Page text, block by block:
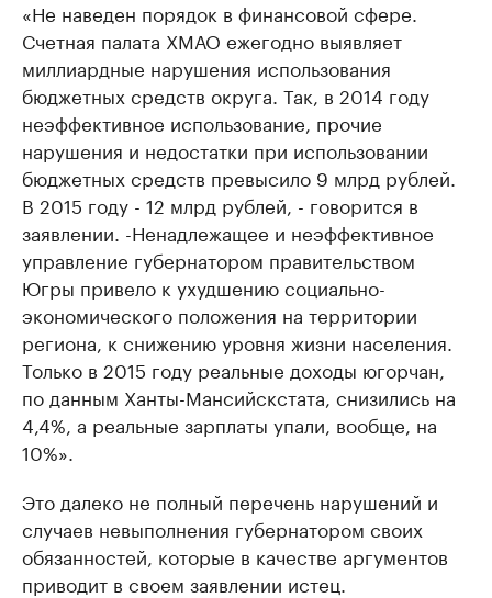
«Не наведен порядок в финансовой сфере.
Счетная палата ХМАО ежегодно выявляет
миллиардные нарушения использования
бюджетных средств округа. Так, в 2014 году
неэффективное использование, прочие
нарушения и недостатки при использовании
бюджетных средств превысило 9 млрд рублей.
В 2015 году - 12 млрд рублей, - говорится в
заявлении. -Ненадлежащее и неэффективное
управление губернатором правительством
Югры привело к ухудшению социально-
экономического положения на территории
региона, к снижению уровня жизни населения.
Только в 2015 году реальные доходы югорчан,
по данным Ханты-Мансийскстата, снизились на
4,4%, а реальные зарплаты упали, вообще, на
10%».
Это далеко не полный перечень нарушений и
случаев невыполнения губернатором своих
обязанностей, которые в качестве аргументов
приводит в своем заявлении истец.